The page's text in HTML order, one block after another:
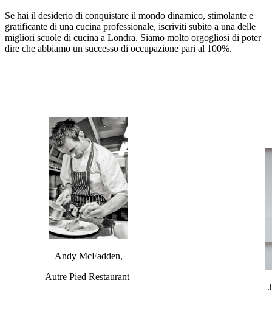
Se hai il desiderio di conquistare il mondo dinamico, stimolante e
gratificante di una cucina professionale, iscriviti subito a una delle
migliori scuole di cucina a Londra. Siamo molto orgogliosi di poter
dire che abbiamo un successo di occupazione pari al 100%.
Andy McFadden,
Autre Pied Restaurant